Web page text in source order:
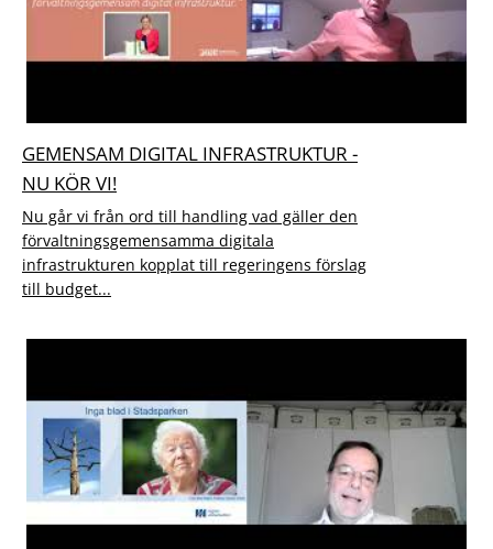
GEMENSAM DIGITAL INFRASTRUKTUR -
NU KÖR VI!
Nu går vi från ord till handling vad gäller den
förvaltningsgemensamma digitala
infrastrukturen kopplat till regeringens förslag
till budget...